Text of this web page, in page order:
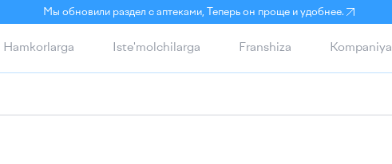
Мы обновили раздел с аптеками, Теперь он проще и удобнее.
Hamkorlarga Iste'molchilarga Franshiza Kompaniya